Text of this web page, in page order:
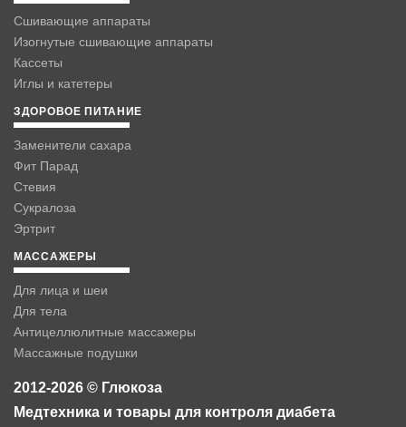
Сшивающие аппараты
Изогнутые сшивающие аппараты
Кассеты
Иглы и катетеры
ЗДОРОВОЕ ПИТАНИЕ
Заменители сахара
Фит Парад
Стевия
Сукралоза
Эртрит
МАССАЖЕРЫ
Для лица и шеи
Для тела
Антицеллюлитные массажеры
Массажные подушки
2012-2026 © Глюкоза
Медтехника и товары для контроля диабета